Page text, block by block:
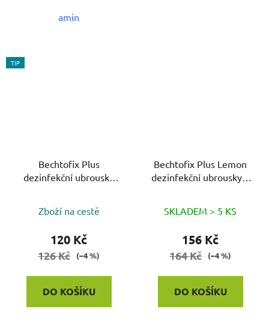
amin
TIP
Bechtofix Plus
dezinfekční ubrousky
Zboží na cestě
120 Kč
126 Kč (–4 %)
DO KOŠÍKU
Bechtofix Plus Lemon
dezinfekční ubrousky v
SKLADEM > 5 KS
156 Kč
164 Kč (–4 %)
DO KOŠÍKU